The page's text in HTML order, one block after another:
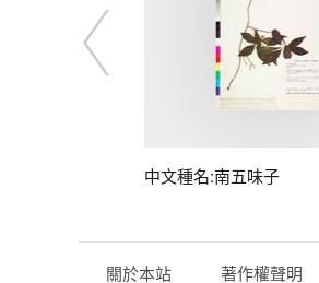
中文種名:南五味子
關於本站 著作權聲明